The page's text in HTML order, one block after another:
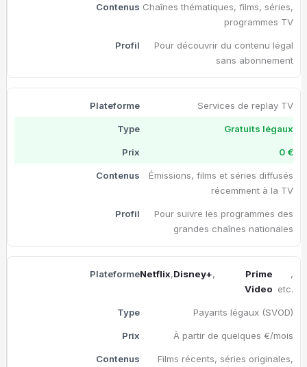
Chaînes thématiques, films, séries,
programmes TV
Pour découvrir du contenu légal
sans abonnement
Services de replay TV
Gratuits légaux
0 €
Émissions, films et séries diffusés
récemment à la TV
Pour suivre les programmes des
grandes chaînes nationales
Netflix,Disney+,
Prime
Video
,
etc.
Payants légaux (SVOD)
À partir de quelques €/mois
Films récents, séries originales,